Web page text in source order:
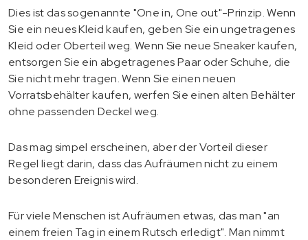
Dies ist das sogenannte "One in, One out"-Prinzip. Wenn
Sie ein neues Kleid kaufen, geben Sie ein ungetragenes
Kleid oder Oberteil weg. Wenn Sie neue Sneaker kaufen,
entsorgen Sie ein abgetragenes Paar oder Schuhe, die
Sie nicht mehr tragen. Wenn Sie einen neuen
Vorratsbehälter kaufen, werfen Sie einen alten Behälter
ohne passenden Deckel weg.
Das mag simpel erscheinen, aber der Vorteil dieser
Regel liegt darin, dass das Aufräumen nicht zu einem
besonderen Ereignis wird.
Für viele Menschen ist Aufräumen etwas, das man "an
einem freien Tag in einem Rutsch erledigt". Man nimmt